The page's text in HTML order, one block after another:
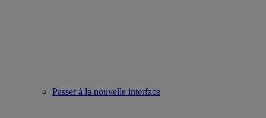
Passer à la nouvelle interface